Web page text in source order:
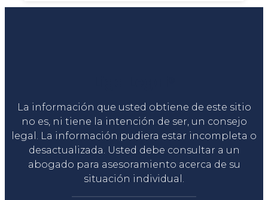
La información que usted obtiene de este sitio
no es, ni tiene la intención de ser, un consejo
legal. La información pudiera estar incompleta o
desactualizada. Usted debe consultar a un
abogado para asesoramiento acerca de su
situación individual.